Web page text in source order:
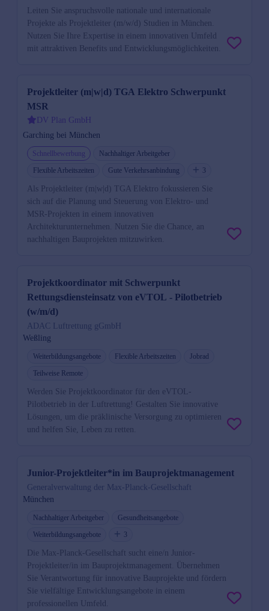
Leiten Sie anspruchsvolle nationale und internationale
Projekte als Projektleiter (m/w/d) Studien in München.
Nutzen Sie Ihre Expertise in einem innovativen Umfeld
mit attraktiven Benefits und Entwicklungsmöglichkeiten.
Projektleiter (m|w|d) TGA Elektro Schwerpunkt
MSR
DV Plan GmbH
Garching bei München
Schnellbewerbung
Nachhaltiger Arbeitgeber
Flexible Arbeitszeiten
Gute Verkehrsanbindung 3
Als Projektleiter (m|w|d) TGA Elektro fokussieren Sie
sich auf die Planung und Steuerung von Elektro- und
MSR-Projekten in einem innovativen
Architekturunternehmen. Nutzen Sie die Chance, an
nachhaltigen Bauprojekten mitzuwirken.
Projektkoordinator mit Schwerpunkt
Rettungsdiensteinsatz von eVTOL - Pilotbetrieb
(w/m/d)
ADAC Luftrettung gGmbH
Weßling
Weiterbildungsangebote Flexible Arbeitszeiten
Jobrad
Teilweise Remote
Werden Sie Projektkoordinator für den eVTOL-
Pilotbetrieb in der Luftrettung! Gestalten Sie innovative
Lösungen, um die präklinische Versorgung zu optimieren
und helfen Sie, Leben zu retten.
Junior-Projektleiter*in im Bauprojektmanagement
Generalverwaltung der Max-Planck-Gesellschaft
München
Nachhaltiger Arbeitgeber
Gesundheitsangebote
Weiterbildungsangebote
3
Die Max-Planck-Gesellschaft sucht eine/n Junior-
Projektleiter/in im Bauprojektmanagement. Übernehmen
Sie Verantwortung für innovative Bauprojekte und fördern
Sie vielfältige Entwicklungsangebote in einem
professionellen Umfeld.